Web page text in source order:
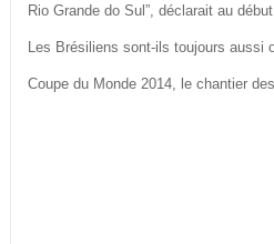
Rio Grande do Sul”, déclarait au
Les Brésiliens sont-ils toujours aussi
Coupe du Monde 2014, le chantier